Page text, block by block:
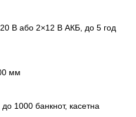
В або 2×12 В АКБ, до 5 год
мм
до 1000 банкнот, касетна